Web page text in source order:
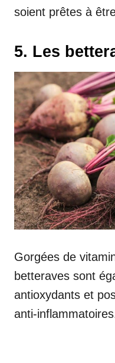
soient prêtes à
5. Les
Gorgées de
betteraves sont
antioxydants et
anti-